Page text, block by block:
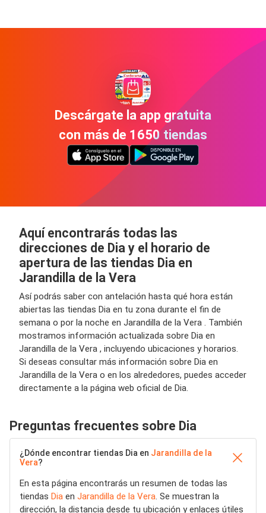
Descárgate la app gratuita
con más de 1650 tiendas
Aquí encontrarás todas las
direcciones de Dia y el horario de
apertura de las tiendas Dia en
Jarandilla de la Vera
Así podrás saber con antelación hasta qué hora están
abiertas las tiendas Dia en tu zona durante el fin de
semana o por la noche en Jarandilla de la Vera . También
mostramos información actualizada sobre Dia en
Jarandilla de la Vera , incluyendo ubicaciones y horarios.
Si deseas consultar más información sobre Dia en
Jarandilla de la Vera o en los alrededores, puedes acceder
directamente a la página web oficial de Dia.
Preguntas frecuentes sobre Dia
¿Dónde encontrar tiendas Dia en Jarandilla de la
Vera?
En esta página encontrarás un resumen de todas las
tiendas Dia en Jarandilla de la Vera. Se muestran la
dirección, la distancia desde tu ubicación y enlaces útiles